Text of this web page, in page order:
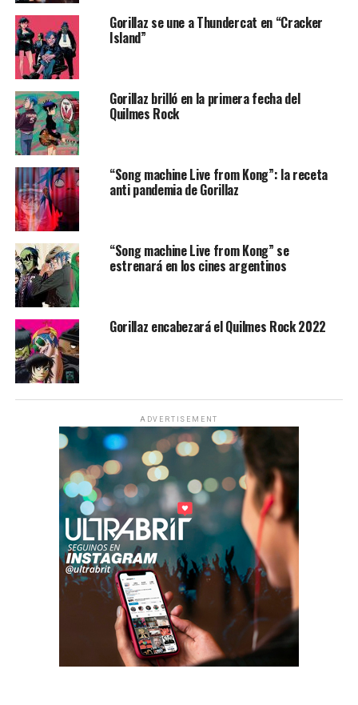
Gorillaz se une a Thundercat en “Cracker
Island”
Gorillaz brilló en la primera fecha del
Quilmes Rock
“Song machine Live from Kong”: la receta
anti pandemia de Gorillaz
“Song machine Live from Kong” se
estrenará en los cines argentinos
Gorillaz encabezará el Quilmes Rock 2022
ADVERTISEMENT